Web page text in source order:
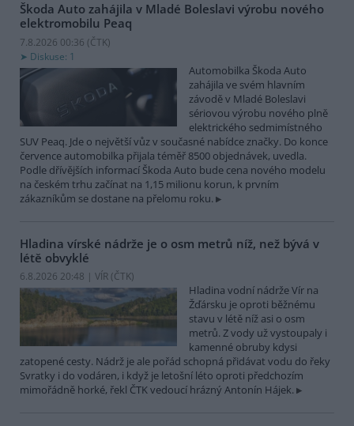
Škoda Auto zahájila v Mladé Boleslavi výrobu nového
elektromobilu Peaq
7.8.2026 00:36 (ČTK)
Diskuse: 1
Automobilka Škoda Auto
zahájila ve svém hlavním
závodě v Mladé Boleslavi
sériovou výrobu nového plně
elektrického sedmimístného
SUV Peaq. Jde o největší vůz v současné nabídce značky. Do konce
července automobilka přijala téměř 8500 objednávek, uvedla.
Podle dřívějších informací Škoda Auto bude cena nového modelu
na českém trhu začínat na 1,15 milionu korun, k prvním
zákazníkům se dostane na přelomu roku.
Hladina vírské nádrže je o osm metrů níž, než bývá v
létě obvyklé
6.8.2026 20:48 | VÍR (ČTK)
Hladina vodní nádrže Vír na
Žďársku je oproti běžnému
stavu v létě níž asi o osm
metrů. Z vody už vystoupaly i
kamenné obruby kdysi
zatopené cesty. Nádrž je ale pořád schopná přidávat vodu do řeky
Svratky i do vodáren, i když je letošní léto oproti předchozím
mimořádně horké, řekl ČTK vedoucí hrázný Antonín Hájek.